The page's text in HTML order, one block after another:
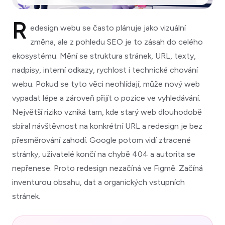
R edesign webu se často plánuje jako vizuální
změna, ale z pohledu SEO je to zásah do celého
ekosystému. Mění se struktura stránek, URL, texty,
nadpisy, interní odkazy, rychlost i technické chování
webu. Pokud se tyto věci neohlídají, může nový web
vypadat lépe a zároveň přijít o pozice ve vyhledávání.
Největší riziko vzniká tam, kde starý web dlouhodobě
sbíral návštěvnost na konkrétní URL a redesign je bez
přesměrování zahodí. Google potom vidí ztracené
stránky, uživatelé končí na chybě 404 a autorita se
nepřenese. Proto redesign nezačíná ve Figmě. Začíná
inventurou obsahu, dat a organických vstupních
stránek.